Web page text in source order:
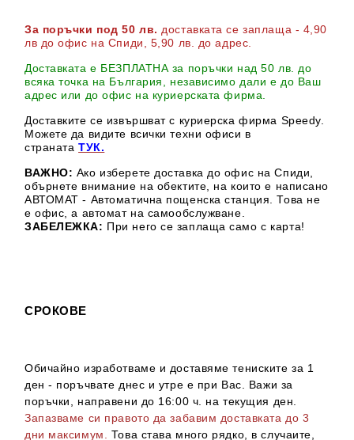
За поръчки под 50 лв. доставката се заплаща - 4,90
лв до офис на Спиди
, 5,90 лв. до адрес
Доставката е БЕЗПЛАТНА за поръчки над 50 лв. до
всяка точка на България, независимо дали е до Ваш
адрес или до офис на куриерската фирма.
Доставките се извършват с куриерска фирма Speedy.
Можете да видите всички техни офиси в
страната ТУК.
ВАЖНО: Ако изберете доставка до офис на Спиди,
обърнете внимание на обектите, на които е написано
АВТОМАТ - Автоматична пощенска станция. Това не
е офис, а автомат на самообслужване.
ЗАБЕЛЕЖКА: При него се заплаща само с карта!
СРОКОВЕ
Обичайно изработваме и доставяме тениските за 1
ден - поръчвате днес и утре е при Вас. Важи за
поръчки, направени до 16:00 ч. на текущия ден.
Запазваме си правото да забавим доставката до 3
дни максимум.
Това става много рядко, в случаите,